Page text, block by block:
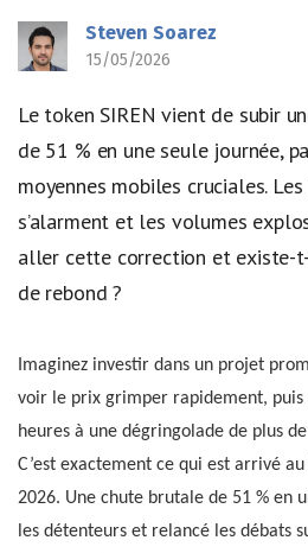
Steven Soarez
15/05/2026
Le token SIREN vient de subir
de 51 % en une seule journée,
moyennes mobiles cruciales.
s’alarment et les volumes
aller cette correction et existe-
de rebond ?
Imaginez investir dans un projet
voir le prix grimper rapidement, puis
heures à une dégringolade de plus
C’est exactement ce qui est arrivé au
2026. Une chute brutale de 51 % en
les détenteurs et relancé les débats